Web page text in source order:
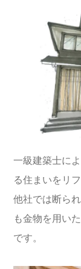
一級建築士に
る住まいをリ
他社では断ら
も金物を用い
です。